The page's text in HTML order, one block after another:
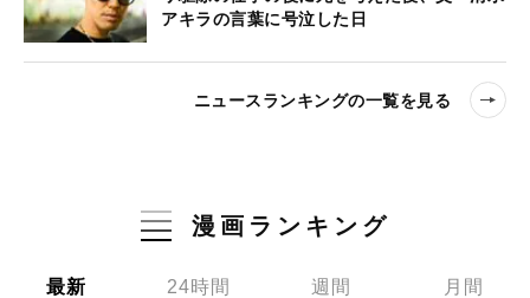
アキラの言葉に号泣した日
ニュースランキングの一覧を見る
漫画ランキング
最新 24時間 週間 月間